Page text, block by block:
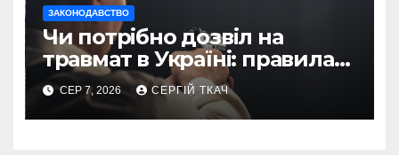
ЗАКОНОДАВСТВО
Чи потрібно дозвіл на
травмат в Україні: правила
2026
СЕР 7, 2026 СЕРГІЙ ТКАЧ